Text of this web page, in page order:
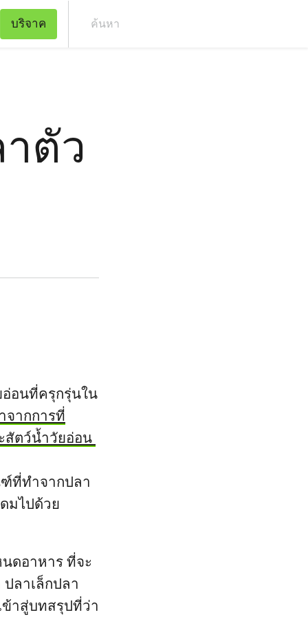
บริจาค
ตัว
อนที่ครุกรุ่นใน
จากการที่
สัตว์น้ำวัยอ่อน
ที่ทำจากปลา
มไปด้วย
ดอาหาร ที่จะ
ลาเล็กปลา
ข้าสู่บทสรุปที่ว่า